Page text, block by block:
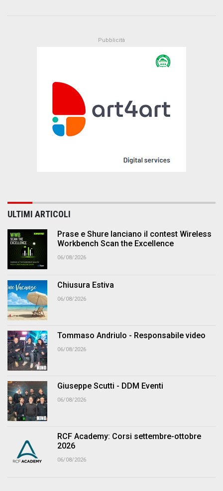
ULTIMI ARTICOLI
Prase e Shure lanciano il contest Wireless
Workbench Scan the Excellence
06/08/2026
Chiusura Estiva
06/08/2026
Tommaso Andriulo - Responsabile video
06/08/2026
Giuseppe Scutti - DDM Eventi
06/08/2026
RCF Academy: Corsi settembre-ottobre
2026
06/08/2026